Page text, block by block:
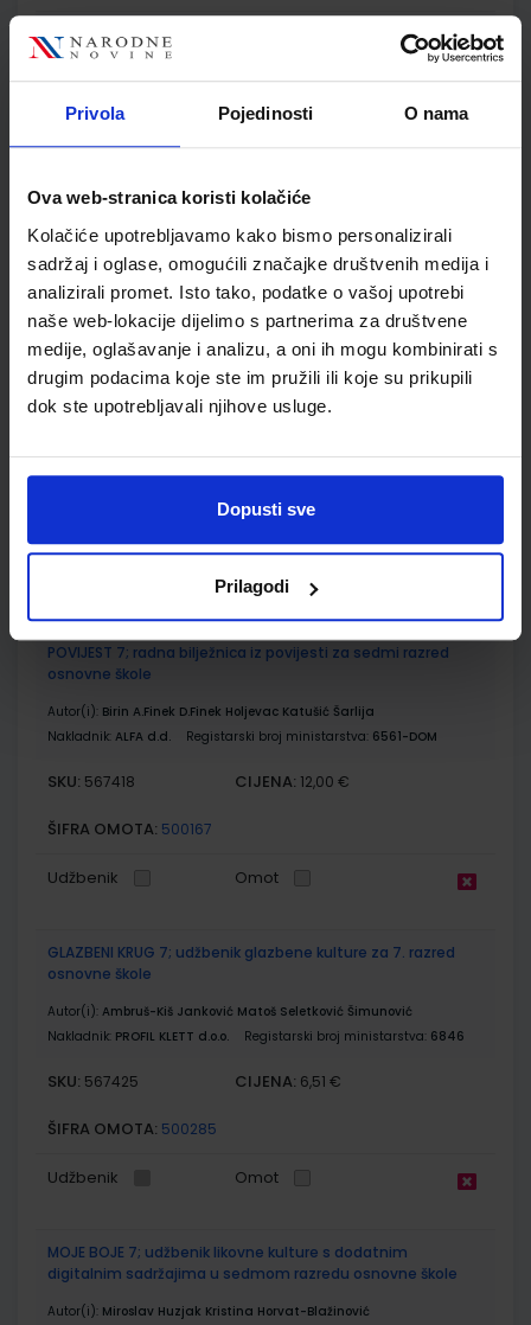
Privola Pojedinosti O nama
Ova web-stranica koristi kolačiće
Kolačiće upotrebljavamo kako bismo personalizirali
sadržaj i oglase, omogućili značajke društvenih medija i
analizirali promet. Isto tako, podatke o vašoj upotrebi
naše web-lokacije dijelimo s partnerima za društvene
medije, oglašavanje i analizu, a oni ih mogu kombinirati s
drugim podacima koje ste im pružili ili koje su prikupili
dok ste upotrebljavali njihove usluge.
Dopusti sve
Prilagodi
GEA 3; radna bilježnica za geografiju u 7. razredu osnovne
škole (2021)
Nakladnik:ŠKOLSKA KNJIGA d.d.
Registarski broj ministarstva:
ŠIFRA OMOTA: 500175
Udžbenik Omot
POVIJEST 7; udžbenik iz povijesti za sedmi razred osnovne
škole
Autor(i):Holjevac Katušić D.Finek A.Finek Birin Šarlija
SKU:567417 CIJENA:13,03 €
Omot
POVIJEST 7; radna bilježnica iz povijesti za sedmi razred
osnovne škole
Autor(i): Birin A.Finek D.Finek Holjevac Katušić Šarlija
Nakladnik: ALFA d.d. Registarski broj ministarstva: 6561-DOM
SKU: 567418 CIJENA: 12,00 €
ŠIFRA OMOTA: 500167
Udžbenik Omot
GLAZBENI KRUG 7; udžbenik glazbene kulture za 7. razred
osnovne škole
Autor(i): Ambruš-Kiš Janković Matoš Seletković Šimunović
Nakladnik: PROFIL KLETT d.o.o. Registarski broj ministarstva: 6846
SKU: 567425 CIJENA: 6,51 €
ŠIFRA OMOTA: 500285
Udžbenik Omot
MOJE BOJE 7; udžbenik likovne kulture s dodatnim
digitalnim sadržajima u sedmom razredu osnovne škole
Autor(i): Miroslav Huzjak Kristina Horvat-Blažinović